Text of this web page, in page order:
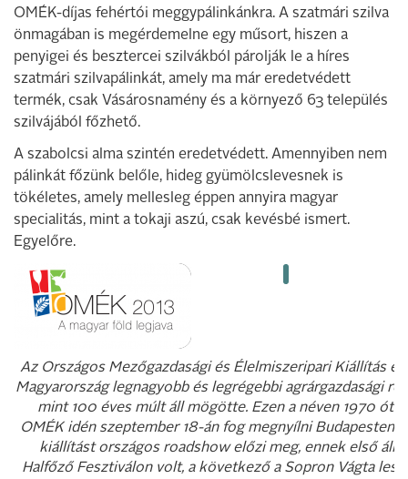
OMÉK-díjas fehértói meggypálinkánkra. A szatmári szilva
önmagában is megérdemelne egy műsort, hiszen a
penyigei és besztercei szilvákból párolják le a híres
szatmári szilvapálinkát, amely ma már eredetvédett
termék, csak Vásárosnamény és a környező 63 település
szilvájából főzhető.
A szabolcsi alma szintén eredetvédett. Amennyiben nem
pálinkát főzünk belőle, hideg gyümölcslevesnek is
tökéletes, amely mellesleg éppen annyira magyar
specialitás, mint a tokaji aszú, csak kevésbé ismert.
Egyelőre.
Az Országos Mezőgazdasági és Élelmiszeripari Kiállítás
Magyarország legnagyobb és legrégebbi agrárgazdasági
mint 100 éves múlt áll mögötte. Ezen a néven 1970 óta
OMÉK idén szeptember 18-án fog megnyílni Budapesten,
kiállítást országos roadshow előzi meg, ennek első
Halfőző Fesztiválon volt, a következő a Sopron Vágta